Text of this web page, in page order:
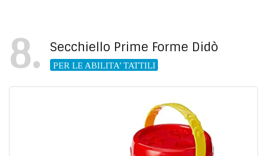
8 Secchiello Prime Forme Didò
PER LE ABILITA’ TATTILI